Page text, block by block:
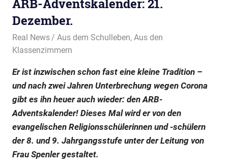
ARB-Adventskalender: 21.
Dezember.
21. Dezember 2022
Real News Aus dem Schulleben,Aus den
Klassenzimmern
Er ist inzwischen schon fast eine kleine Tradition –
und nach zwei Jahren Unterbrechung wegen Corona
gibt es ihn heuer auch wieder: den ARB-
Adventskalender! Dieses Mal wird er von den
evangelischen Religionsschülerinnen und -schülern
der 8. und 9. Jahrgangsstufe unter der Leitung von
Frau Spenler gestaltet.